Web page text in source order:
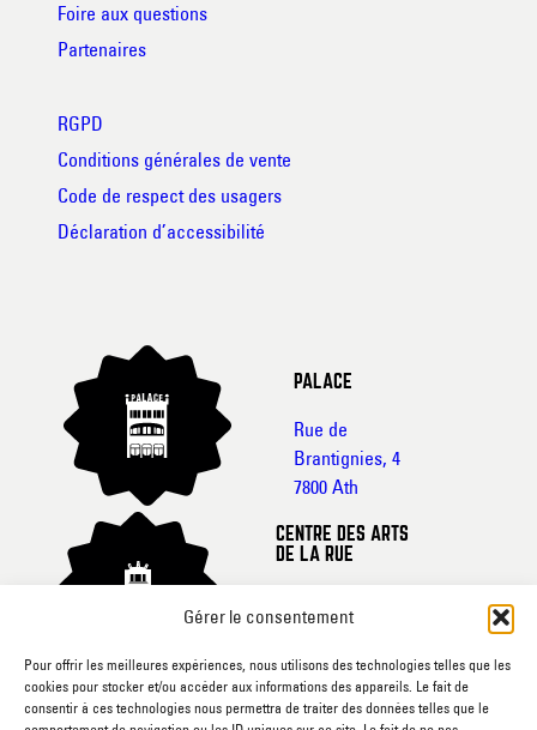
Gérer le consentement
Pour offrir les meilleures expériences, nous utilisons des technologies telles que les
cookies pour stocker et/ou accéder aux informations des appareils. Le fait de
consentir à ces technologies nous permettra de traiter des données telles que le
Foire aux questions
Partenaires
RGPD
Conditions générales de vente
Code de respect des usagers
Déclaration d’accessibilité
PALACE
Rue de
Brantignies, 4
7800 Ath
CENTRE DES ARTS
DE LA RUE
22
7800 Ath
CINEMA L’ECRAN